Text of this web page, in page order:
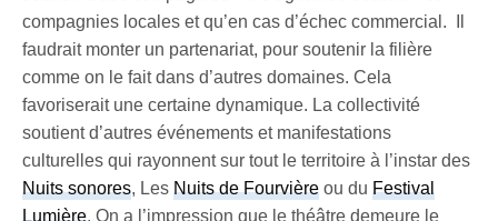
compagnies locales et qu’en cas d’échec commercial. Il
faudrait monter un partenariat, pour soutenir la filière
comme on le fait dans d’autres domaines. Cela
favoriserait une certaine dynamique. La collectivité
soutient d’autres événements et manifestations
culturelles qui rayonnent sur tout le territoire à l’instar des
Nuits sonores, LesNuits de Fourvière ou duFestival
Lumière. On a l’impression que le théâtre demeure le